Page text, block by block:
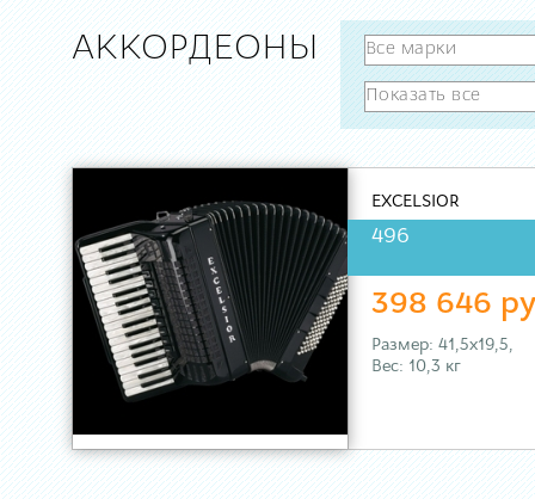
АККОРДЕОНЫ
EXCELSIOR
496
398 646
Размер: 41,5х19,5,
Вес: 10,3 кг